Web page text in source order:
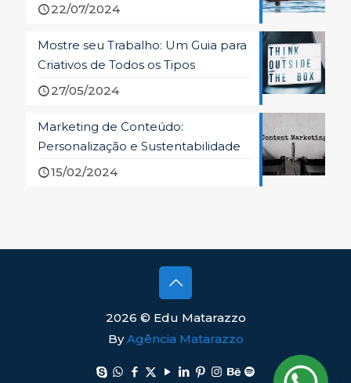
22/07/2024
Mostre seu Trabalho: Um Guia para
Criativos de Todos os Tipos
27/05/2024
Marketing de Conteúdo:
Personalização e Sustentabilidade
15/02/2024
2026 © Edu Matarazzo
ByAgência Matarazzo